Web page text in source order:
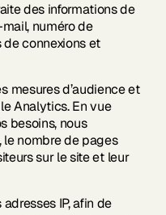
des informations de
numéro de
de connexions et
mesures d’audience et
Analytics. En vue
besoins, nous
le nombre de pages
sur le site et leur
IP, afin de